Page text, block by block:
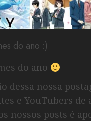
do ano :)
do ano
dessa nossa
e YouTubers de
nossos posts é